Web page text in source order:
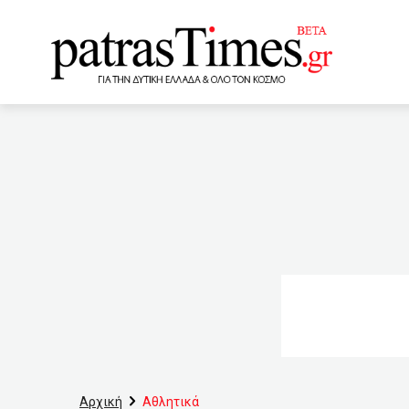
Αρχική Αθλητικά